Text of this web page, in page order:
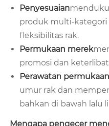
Penyesuaian
produk multi-
fleksibilitas rak.
Permukaan merek
promosi dan
Perawatan permukaan
umur rak dan
bahkan di bawah lalu
Mengapa pengecer